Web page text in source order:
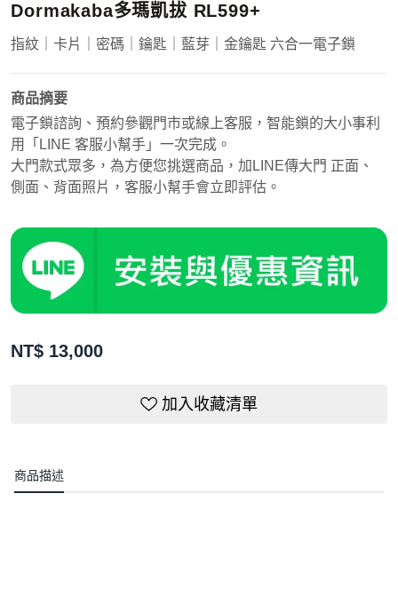
Dormakaba多瑪凱拔 RL599+
指紋｜卡片｜密碼｜鑰匙｜藍芽｜金鑰匙 六合一電子鎖
商品摘要
電子鎖諮詢、預約參觀門市或線上客服，智能鎖的大小事利
用「LINE 客服小幫手」一次完成。
大門款式眾多，為方便您挑選商品，加LINE傳大門 正面、
側面、背面照片，客服小幫手會立即評估。
NT$ 13,000
加入收藏清單
商品描述